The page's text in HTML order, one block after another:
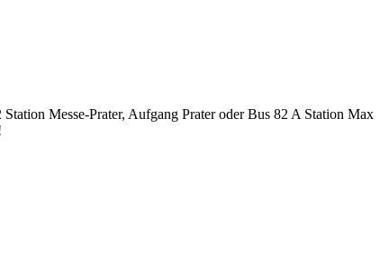
Messe-Prater, Aufgang Prater oder Bus 82 A Station Max